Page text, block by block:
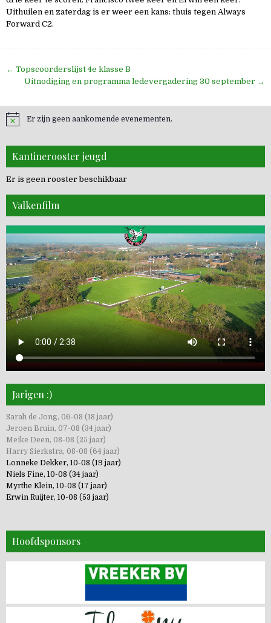
Uithuilen en zaterdag is er weer een kans: thuis tegen Always
Forward C2.
Bericht
navigatie
← Topscoorderslijst 4e klasse B
Uitnodiging en programma ledevergadering 30 september →
Er zijn geen aankomende evenementen.
Kantinerooster jeugd
Er is geen rooster beschikbaar
Valkenfilm
Jarigen :)
Sarah de Jong, 06-08 (18 jaar)
Jeroen Bruin, 07-08 (34 jaar)
Meike Deen, 08-08 (25 jaar)
Harry Sierkstra, 08-08 (64 jaar)
Lonneke Dekker, 10-08 (19 jaar)
Niels Fine, 10-08 (34 jaar)
Myrthe Klein, 10-08 (17 jaar)
Erwin Ruijter, 10-08 (53 jaar)
Hoofdsponsors